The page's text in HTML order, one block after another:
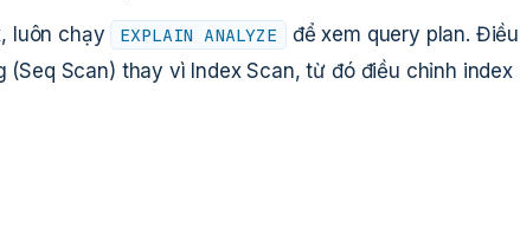
luôn chạy EXPLAIN ANALYZE
để xem query plan. Điều
Scan) thay vì Index Scan, từ đó điều chỉnh index